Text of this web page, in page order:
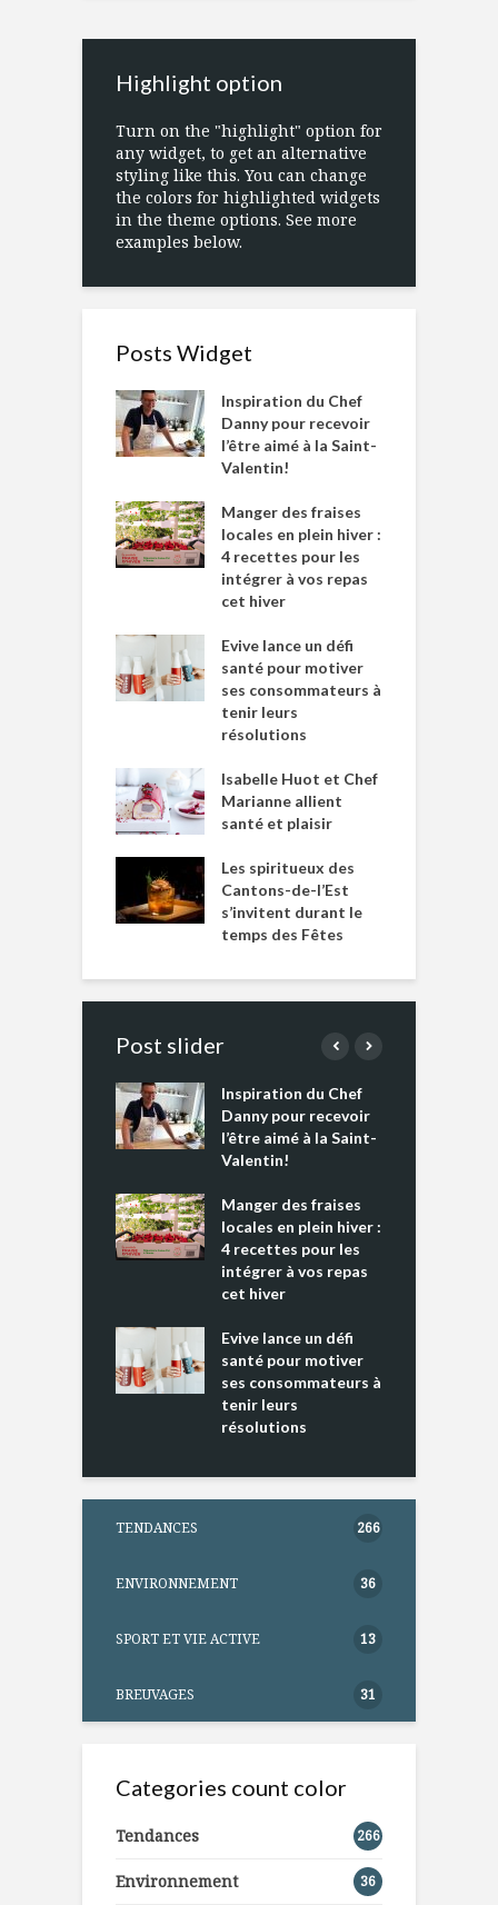
Highlight option
Turn on the "highlight" option for
any widget, to get an alternative
styling like this. You can change
the colors for highlighted widgets
in the theme options. See more
examples below.
Posts Widget
Inspiration du Chef
Danny pour recevoir
l’être aimé à la Saint-
Valentin!
Manger des fraises
locales en plein hiver :
4 recettes pour les
intégrer à vos repas
cet hiver
Evive lance un défi
santé pour motiver
ses consommateurs à
tenir leurs
résolutions
Isabelle Huot et Chef
Marianne allient
santé et plaisir
Les spiritueux des
Cantons-de-l’Est
s’invitent durant le
temps des Fêtes
Post slider
Inspiration du Chef
Danny pour recevoir
l’être aimé à la Saint-
Valentin!
Manger des fraises
locales en plein hiver :
4 recettes pour les
intégrer à vos repas
cet hiver
Evive lance un défi
santé pour motiver
ses consommateurs à
tenir leurs
résolutions
TENDANCES 266
ENVIRONNEMENT 36
SPORT ET VIE ACTIVE 13
BREUVAGES 31
Categories count color
Tendances 266
Environnement 36